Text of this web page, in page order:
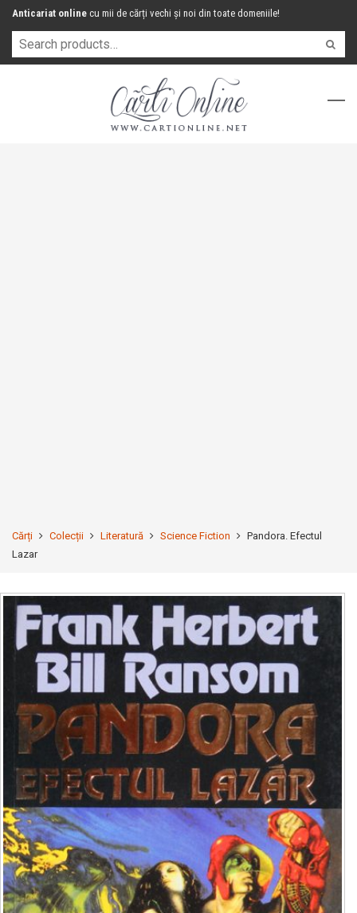
Anticariat online cu mii de cărți vechi și noi din toate domeniile!
Cărți Colecții Literatură Science Fiction
Pandora. Efectul
Lazar